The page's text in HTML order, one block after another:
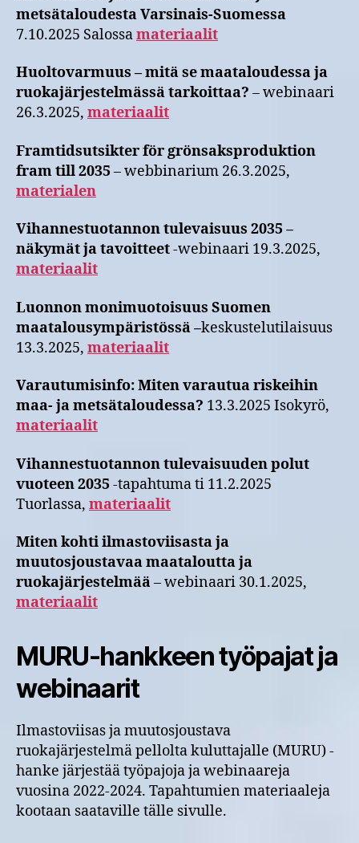
metsätaloudesta Varsinais-Suomessa
7.10.2025 Salossamateriaalit
Huoltovarmuus – mitä se maataloudessa ja
ruokajärjestelmässä tarkoittaa? – webinaari
26.3.2025, materiaalit
Framtidsutsikter för grönsaksproduktion
fram till 2035 – webbinarium 26.3.2025,
materialen
Vihannestuotannon tulevaisuus 2035 –
näkymät ja tavoitteet-webinaari 19.3.2025,
materiaalit
Luonnon monimuotoisuus Suomen
maatalousympäristössä –keskustelutilaisuus
13.3.2025, materiaalit
Varautumisinfo: Miten varautua riskeihin
maa- ja metsätaloudessa? 13.3.2025 Isokyrö,
materiaalit
Vihannestuotannon tulevaisuuden polut
vuoteen 2035 -tapahtuma ti 11.2.2025
Tuorlassa, materiaalit
Miten kohti ilmastoviisasta ja
muutosjoustavaa maataloutta ja
ruokajärjestelmää– webinaari 30.1.2025,
materiaalit
MURU-hankkeen työpajat ja
webinaarit
Ilmastoviisas ja muutosjoustava
ruokajärjestelmä pellolta kuluttajalle (MURU) -
hanke järjestää työpajoja ja webinaareja
vuosina 2022-2024. Tapahtumien materiaaleja
kootaan saataville tälle sivulle.